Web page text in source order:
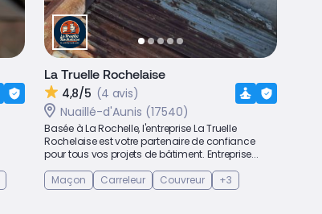
La Truelle Rochelaise
4,8/5 (4 avis)
Nuaillé-d'Aunis (17540)
Basée à La Rochelle, l'entreprise La Truelle
Rochelaise est votre partenaire de confiance
pour tous vos projets de bâtiment. Entreprise...
Maçon
Carreleur Couvreur +3